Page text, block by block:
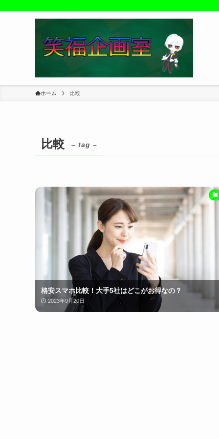
ホーム 比較
比較 – tag –
格安スマホ比較！大手5社はどこがお得なの？
2023年9月20日